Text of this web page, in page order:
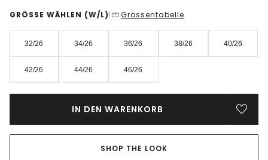
GRÖSSE WÄHLEN (W/L) | Grössentabelle
32/26 34/26 36/26 38/26 40/26
42/26 44/26 46/26
IN DEN WARENKORB
SHOP THE LOOK